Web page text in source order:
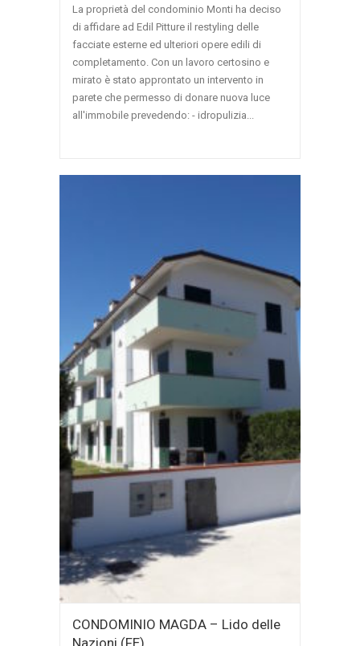
La proprietà del condominio Monti ha deciso
di affidare ad Edil Pitture il restyling delle
facciate esterne ed ulteriori opere edili di
completamento. Con un lavoro certosino e
mirato è stato approntato un intervento in
parete che permesso di donare nuova luce
all'immobile prevedendo: - idropulizia...
CONDOMINIO MAGDA – Lido delle
Nazioni (FE)